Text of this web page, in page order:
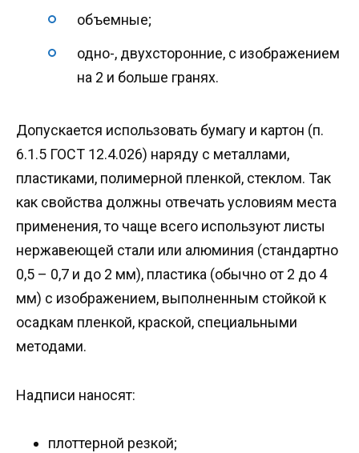
объемные;
одно-, двухсторонние, с изображением
на 2 и больше гранях.
Допускается использовать бумагу и картон (п.
6.1.5 ГОСТ 12.4.026) наряду с металлами,
пластиками, полимерной пленкой, стеклом. Так
как свойства должны отвечать условиям места
применения, то чаще всего используют листы
нержавеющей стали или алюминия (стандартно
0,5 – 0,7 и до 2 мм), пластика (обычно от 2 до 4
мм) с изображением, выполненным стойкой к
осадкам пленкой, краской, специальными
методами.
Надписи наносят:
плоттерной резкой;